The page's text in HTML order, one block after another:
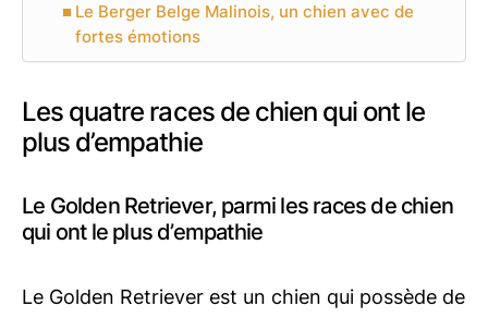
Le Berger Belge Malinois, un chien avec de
fortes émotions
Les quatre races de chien qui ont le
plus d’empathie
Le Golden Retriever, parmi les races de chien
qui ont le plus d’empathie
Le Golden Retriever est un chien qui possède de